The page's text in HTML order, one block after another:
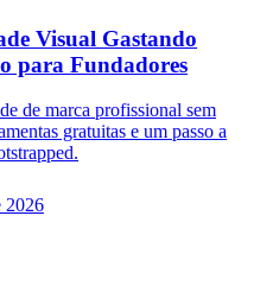
Visual Gastando
para Fundadores
de marca profissional sem
gratuitas e um passo a
2026